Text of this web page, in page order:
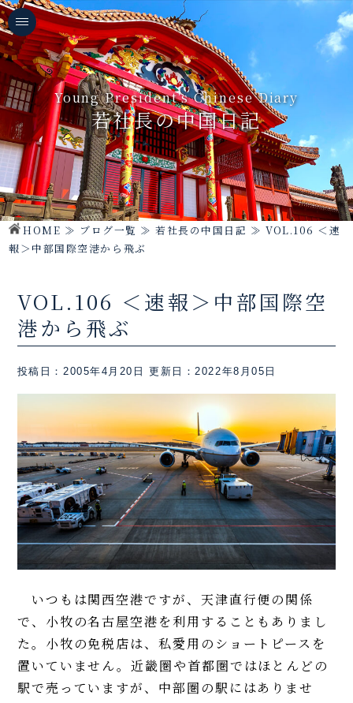
Young President's Chinese Diary
若社長の中国日記
HOME ≫ ブログ一覧 ≫若社長の中国日記 ≫VOL.106 ＜速
報＞中部国際空港から飛ぶ
VOL.106 ＜速報＞中部国際空
港から飛ぶ
投稿日：2005年4月20日 更新日：2022年8月05日
いつもは関西空港ですが、天津直行便の関係
で、小牧の名古屋空港を利用することもありまし
た。小牧の免税店は、私愛用のショートピースを
置いていません。近畿圏や首都圏ではほとんどの
駅で売っていますが、中部圏の駅にはありませ